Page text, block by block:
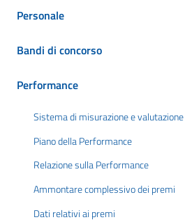
Personale
Bandi di concorso
Performance
Sistema di misurazione e
Piano della Performance
Relazione sulla Performance
Ammontare complessivo dei premi
Dati relativi ai premi